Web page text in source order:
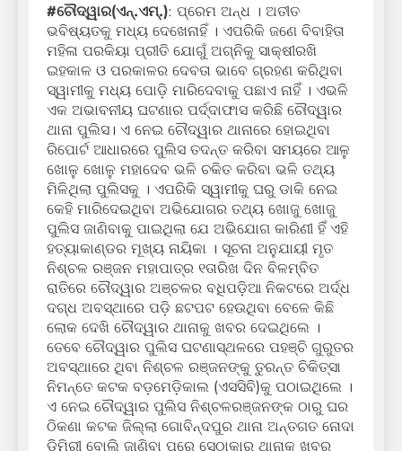
#ଚୌଦ୍ୱାର(ଏନ୍‌.ଏମ୍‌.): ପ୍ରେମ ଅନ୍ଧ । ଅତୀତ
ଭବିଷ୍ୟତକୁ ମଧ୍ୟ ଦେଖେନାହିଁ । ଏପରିକି ଜଣେ ବିବାହିତା
ମହିଳା ପରକିୟା ପ୍ରୀତି ଯୋଗୁଁ ଅଗ୍ନିକୁ ସାକ୍ଷୀରଖି
ଇହକାଳ ଓ ପରକାଳର ଦେବତା ଭାବେ ଗ୍ରହଣ କରିଥିବା
ସ୍ୱାମୀକୁ ମଧ୍ୟ ପୋଡ଼ି ମାରିଦେବାକୁ ପଛାଏ ନାହିଁ । ଏଭଳି
ଏକ ଅଭାବନୀୟ ଘଟଣାର ପର୍ଦ୍ଦାଫାସ କରିଛି ଚୌଦ୍ୱାର
ଥାନା ପୁଲିସ। ଏ ନେଇ ଚୌଦ୍ୱାର ଥାନାରେ ହୋଇଥିବା
ରିପୋର୍ଟ ଆଧାରରେ ପୁଲିସ ତଦନ୍ତ କରିବା ସମୟରେ ଆଳୁ
ଖୋଳୁ ଖୋଳୁ ମହାଦେବ ଭଳି ଚକିତ କରିବା ଭଳି ତଥ୍ୟ
ମିଳିଥିଲା ପୁଲିସକୁ । ଏପରିକି ସ୍ୱାମୀକୁ ଘରୁ ଡାକି ନେଇ
କେହି ମାରିଦେଇଥିବା ଅଭିଯୋଗର ତଥ୍ୟ ଖୋଜୁ ଖୋଜୁ
ପୁଲିସ ଜାଣିବାକୁ ପାଇଥିଲା ଯେ ଅଭିଯୋଗ କାରିଣୀ ହିଁ ଏହି
ହତ୍ୟାକାଣ୍ଡର ମୂଖ୍ୟ ନାୟିକା । ସୂଚନା ଅନୁଯାୟୀ ମୃତ
ନିଶ୍ଚଳ ରଞ୍ଜନ ମହାପାତ୍ର ୧ତାରିଖ ଦିନ ବିଳମ୍ବିତ
ରାତିରେ ଚୌଦ୍ୱାର ଅଞ୍ଚଳର ବଧିପଡ଼ିଆ ନିକଟରେ ଅର୍ଦ୍ଧ
ଦଗ୍ଧ ଅବସ୍ଥାରେ ପଡ଼ି ଛଟପଟ ହେଉଥିବା ବେଳେ କିଛି
ଲୋକ ଦେଖି ଚୌଦ୍ୱାର ଥାନାକୁ ଖବର ଦେଇଥିଲେ ।
ତେବେ ଚୌଦ୍ୱାର ପୁଲିସ ଘଟଣାସ୍ଥଳରେ ପହଞ୍ଚି ଗୁରୁତର
ଅବସ୍ଥାରେ ଥିବା ନିଶ୍ଚଳ ରଞ୍ଜନଙ୍କୁ ତୁରନ୍ତ ଚିକିତ୍ସା
ନିମନ୍ତେ କଟକ ବଡ଼ମେଡ଼ିକାଲ (ଏସସିବି)କୁ ପଠାଇଥିଲେ ।
ଏ ନେଇ ଚୌଦ୍ୱାର ପୁଲିସ ନିଶ୍ଚଳରଞ୍ଜନଙ୍କ ଠାରୁ ଘର
ଠିକଣା କଟକ ଜିଲ୍ଲା ଗୋବିନ୍ଦପୁର ଥାନା ଅନ୍ତଗତ ନୋଦା
ଡିମିରୀ ବୋଲି ଜାଣିବା ପରେ ସେଠାକାର ଥାନାକୁ ଖବର